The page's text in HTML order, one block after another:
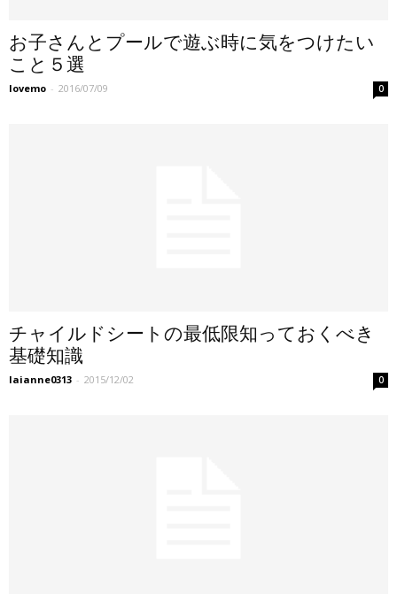
お子さんとプールで遊ぶ時に気をつけたい
こと５選
lovemo - 2016/07/09 0
チャイルドシートの最低限知っておくべき
基礎知識
laianne0313 - 2015/12/02 0